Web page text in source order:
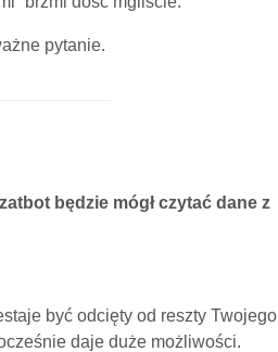
pytanie.
będzie mógł czytać dane z
być odcięty od reszty Twojego
daje duże możliwości.